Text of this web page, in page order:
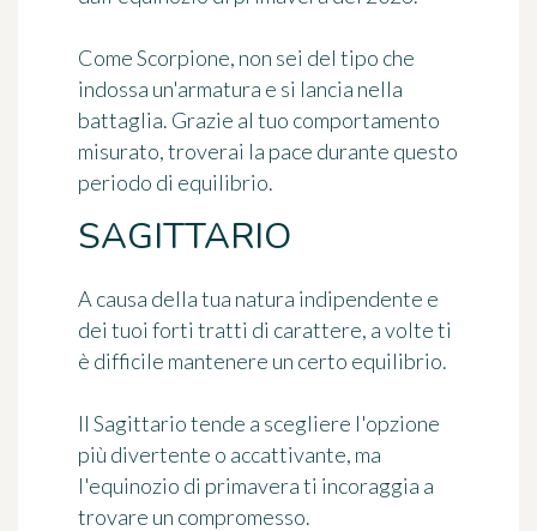
Come Scorpione, non sei del tipo che
indossa un'armatura e si lancia nella
battaglia. Grazie al tuo comportamento
misurato, troverai la pace durante questo
periodo di equilibrio.
SAGITTARIO
A causa della tua natura indipendente e
dei tuoi forti tratti di carattere, a volte ti
è difficile mantenere un certo equilibrio.
Il Sagittario tende a scegliere l'opzione
più divertente o accattivante, ma
l'equinozio di primavera ti incoraggia a
trovare un compromesso.